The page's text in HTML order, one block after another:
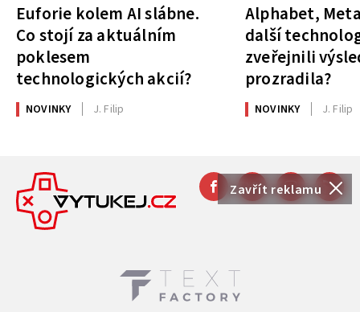
Zavřít reklamu
Euforie kolem AI slábne.
Co stojí za aktuálním
poklesem
technologických akcií?
NOVINKY J. Filip
Alphabet,
další
zveřejnili
prozradila?
NOVINKY J. Filip